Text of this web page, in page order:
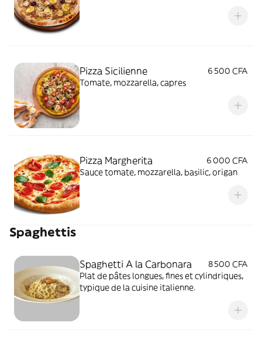
Pizza Sicilienne
6 500 CFA
Tomate, mozzarella, capres
Pizza Margherita
6 000 CFA
Sauce tomate, mozzarella, basilic, origan
Spaghettis
Spaghetti A la Carbonara
8 500 CFA
Plat de pâtes longues, fines et cylindriques,
typique de la cuisine italienne.